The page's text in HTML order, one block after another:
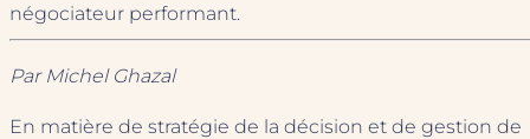
négociateur performant.
Par Michel Ghazal
En matière de stratégie de la décision et de gestion de